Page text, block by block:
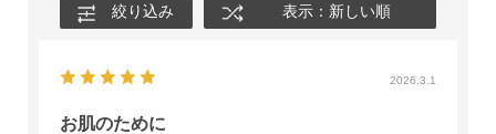
絞り込み 表示：新しい順
2026.3.1
お肌のために